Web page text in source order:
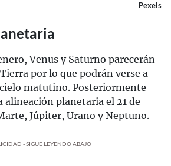
Pexels
Venus y Saturno parecerán
por lo que podrán verse a
matutino. Posteriormente
alineación planetaria el 21 de
Júpiter, Urano y Neptuno.
- SIGUE LEYENDO ABAJO